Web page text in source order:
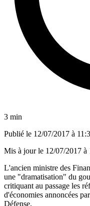
3 min
Publié le 12/07/2017 à
Mis à jour le 12/07/2017 à
L'ancien ministre des
une "dramatisation" du
critiquant au passage les
d'économies annoncées
Défense.